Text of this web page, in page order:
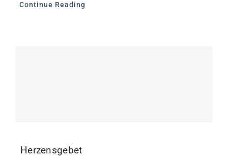
Continue Reading
Herzensgebet